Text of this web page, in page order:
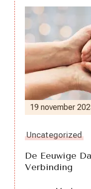
19 november
Uncategorized
De Eeuwige
Verbinding